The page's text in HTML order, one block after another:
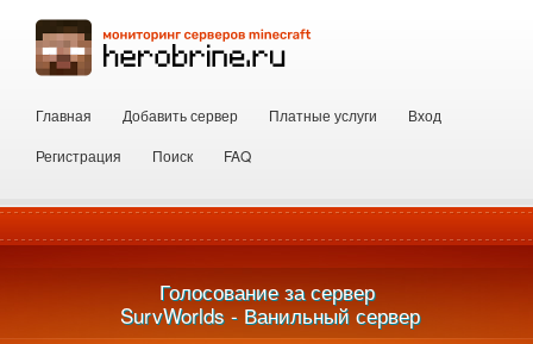
Главная Добавить сервер Платные услуги
Вход
Регистрация
Поиск FAQ
Голосование за сервер
SurvWorlds - Ванильный сервер